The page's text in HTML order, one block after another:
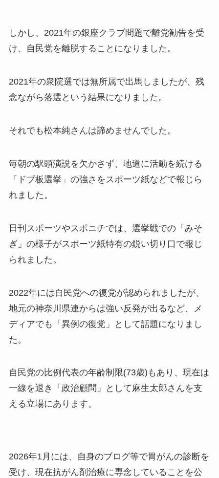
しかし、2021年の銀座クラブ問題で離党勧告を受
け、自民党を離脱することになりました。
2021年の衆院選では無所属で出馬しましたが、残
念ながら落選という結果になりました。
それでも松本純さんは諦めませんでした。
毎朝の駅頭演説を欠かさず、地道に活動を続ける
「ドブ板選挙」の強さをスポーツ紙などで報じら
れました。
日刊スポーツやスポニチでは、選挙戦での「みそ
ぎ」の様子がスポーツ紙特有の鋭い切り口で報じ
られました。
2022年には自民党への復党が認められましたが、
地元の神奈川県連からは強い反発が出るなど、メ
ディアでも「異例の復党」として話題になりまし
た。
自民党の比例代表の年齢制限(73歳)もあり、現在は
一線を退き「政治顧問」として麻生太郎さんを支
える立場にあります。
2026年1月には、自身のブログ等で胃がんの診断を
受け、現在抗がん剤治療に専念していることを公